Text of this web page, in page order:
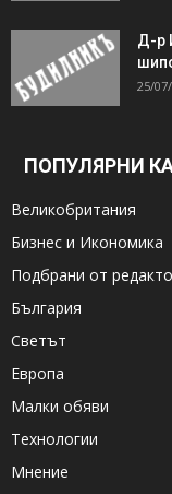
Д-р
25/
ПОПУЛЯРНИ
Великобритания
Бизнес и Икономика
Подбрани от
България
Светът
Европа
Малки обяви
Технологии
Мнение